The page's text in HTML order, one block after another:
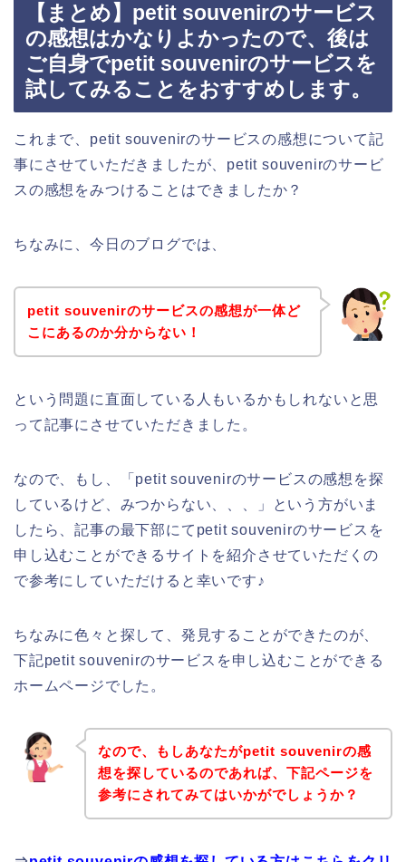
【まとめ】petit souvenirのサービス
の感想はかなりよかったので、後は
ご自身でpetit souvenirのサービスを
試してみることをおすすめします。
これまで、petit souvenirのサービスの感想について記
事にさせていただきましたが、petit souvenirのサービ
スの感想をみつけることはできましたか？
ちなみに、今日のブログでは、
petit souvenirのサービスの感想が一体ど
こにあるのか分からない！
という問題に直面している人もいるかもしれないと思
って記事にさせていただきました。
なので、もし、「petit souvenirのサービスの感想を探
しているけど、みつからない、、、」という方がいま
したら、記事の最下部にてpetit souvenirのサービスを
申し込むことができるサイトを紹介させていただくの
で参考にしていただけると幸いです♪
ちなみに色々と探して、発見することができたのが、
下記petit souvenirのサービスを申し込むことができる
ホームページでした。
なので、もしあなたがpetit souvenirの感
想を探しているのであれば、下記ページを
参考にされてみてはいかがでしょうか？